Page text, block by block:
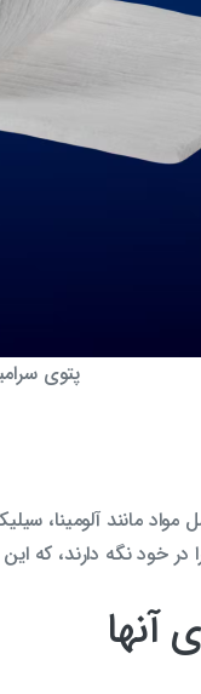
پتوی
مانند آلومینا،
خود نگه دارند، که
آنها